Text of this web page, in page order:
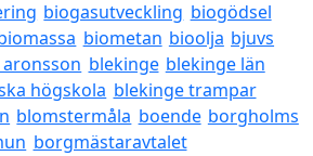
biogasutveckling biogödsel
biometan bioolja bjuvs
blekinge blekinge län
högskola blekinge trampar
blomstermåla boende borgholms
borgmästaravtalet